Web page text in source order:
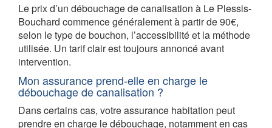
Le prix d’un débouchage de canalisation à Le Plessis-
Bouchard commence généralement à partir de 90€,
selon le type de bouchon, l’accessibilité et la méthode
utilisée. Un tarif clair est toujours annoncé avant
intervention.
Mon assurance prend-elle en charge le
débouchage de canalisation ?
Dans certains cas, votre assurance habitation peut
prendre en charge le débouchage, notamment en cas